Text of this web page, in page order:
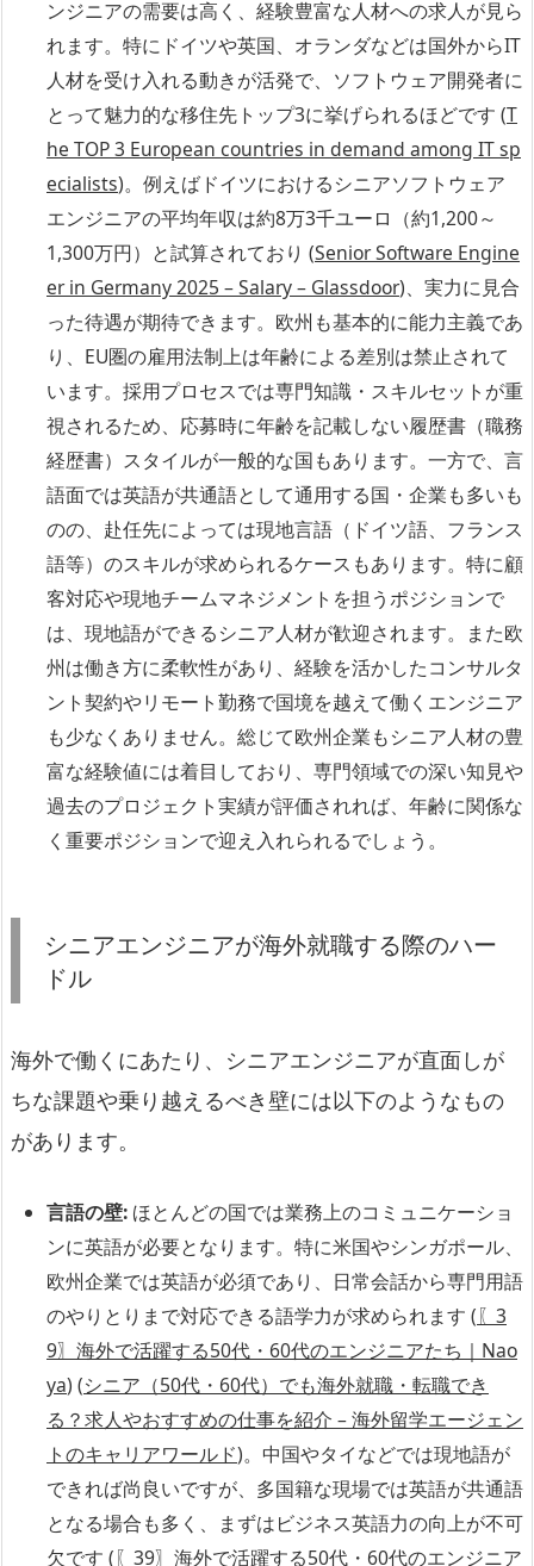
ンジニアの需要は高く、経験豊富な人材への求人が見ら
れます。特にドイツや英国、オランダなどは国外からIT
人材を受け入れる動きが活発で、ソフトウェア開発者に
とって魅力的な移住先トップ3に挙げられるほどです (T
he TOP 3 European countries in demand among IT sp
ecialists)。例えばドイツにおけるシニアソフトウェア
エンジニアの平均年収は約8万3千ユーロ（約1,200～
1,300万円）と試算されており (Senior Software Engine
er in Germany 2025 – Salary – Glassdoor)、実力に見合
った待遇が期待できます。欧州も基本的に能力主義であ
り、EU圏の雇用法制上は年齢による差別は禁止されて
います。採用プロセスでは専門知識・スキルセットが重
視されるため、応募時に年齢を記載しない履歴書（職務
経歴書）スタイルが一般的な国もあります。一方で、言
語面では英語が共通語として通用する国・企業も多いも
のの、赴任先によっては現地言語（ドイツ語、フランス
語等）のスキルが求められるケースもあります。特に顧
客対応や現地チームマネジメントを担うポジションで
は、現地語ができるシニア人材が歓迎されます。また欧
州は働き方に柔軟性があり、経験を活かしたコンサルタ
ント契約やリモート勤務で国境を越えて働くエンジニア
も少なくありません。総じて欧州企業もシニア人材の豊
富な経験値には着目しており、専門領域での深い知見や
過去のプロジェクト実績が評価されれば、年齢に関係な
く重要ポジションで迎え入れられるでしょう。
シニアエンジニアが海外就職する際のハー
ドル
海外で働くにあたり、シニアエンジニアが直面しが
ちな課題や乗り越えるべき壁には以下のようなもの
があります。
言語の壁: ほとんどの国では業務上のコミュニケーショ
ンに英語が必要となります。特に米国やシンガポール、
欧州企業では英語が必須であり、日常会話から専門用語
のやりとりまで対応できる語学力が求められます (〖3
9〗海外で活躍する50代・60代のエンジニアたち｜Nao
ya) (シニア（50代・60代）でも海外就職・転職でき
る？求人やおすすめの仕事を紹介 – 海外留学エージェン
トのキャリアワールド)。中国やタイなどでは現地語が
できれば尚良いですが、多国籍な現場では英語が共通語
となる場合も多く、まずはビジネス英語力の向上が不可
欠です (〖39〗海外で活躍する50代・60代のエンジニア